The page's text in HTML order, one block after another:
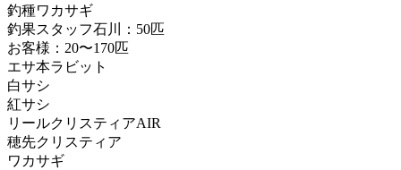
釣種ワカサギ
釣果スタッフ石川：50匹
お客様：20〜170匹
エサ本ラビット
白サシ
紅サシ
リールクリスティアAIR
穂先クリスティア
ワカサギ